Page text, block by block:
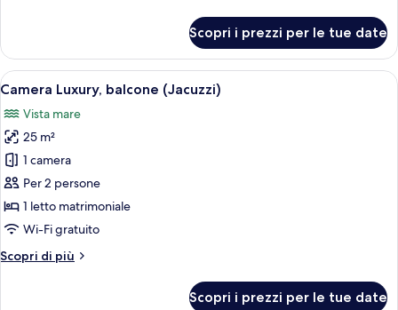
Standard
Scopri i prezzi per le tue date
Apri
tutte
le
foto
per
Camera
Luxury,
balcone
(Jacuzzi)
Un balcone con vista sul mare, una
18
Camera Luxury, balcone (Jacuzzi)
Vista mare
25 m²
1 camera
Per 2 persone
1 letto matrimoniale
Wi-Fi gratuito
Scopri di più
Altri
Scopri i prezzi per le tue date